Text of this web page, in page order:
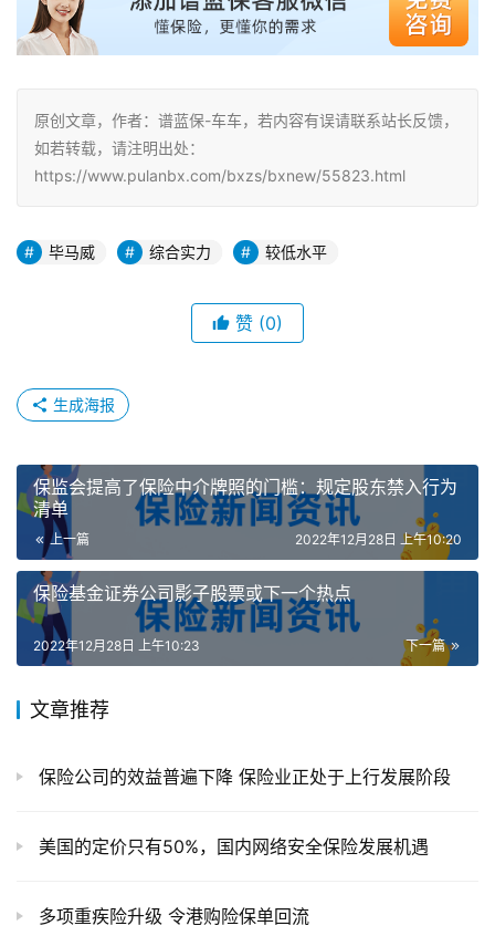
原创文章，作者：谱蓝保-车车，若内容有误请联系站长反馈，
如若转载，请注明出处：
https://www.pulanbx.com/bxzs/bxnew/55823.html
毕马威 综合实力 较低水平
赞 (0)
生成海报
保监会提高了保险中介牌照的门槛：规定股东禁入行为
清单
上一篇 2022年12月28日 上午10:20
保险基金证券公司影子股票或下一个热点
下一篇
2022年12月28日 上午10:23
文章推荐
保险公司的效益普遍下降 保险业正处于上行发展阶段
美国的定价只有50%，国内网络安全保险发展机遇
多项重疾险升级 令港购险保单回流